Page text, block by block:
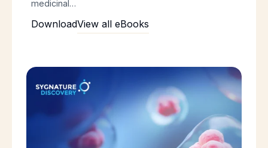
medicinal…
DownloadView all eBooks